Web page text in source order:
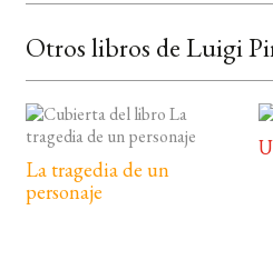
Otros libros de Luigi
La tragedia de un
personaje